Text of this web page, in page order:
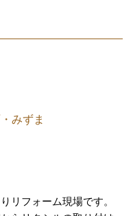
みずま
リフォーム現場です。